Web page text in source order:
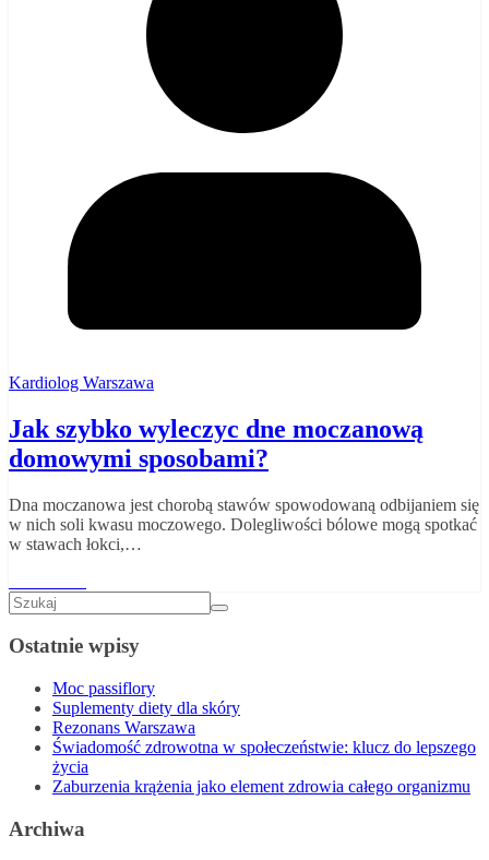
Kardiolog Warszawa
Jak szybko wyleczyc dne moczanową
domowymi sposobami?
Dna moczanowa jest chorobą stawów spowodowaną odbijaniem się
w nich soli kwasu moczowego. Dolegliwości bólowe mogą spotkać
w stawach łokci,…
Ostatnie wpisy
Moc passiflory
Suplementy diety dla skóry
Rezonans Warszawa
Świadomość zdrowotna w społeczeństwie: klucz do lepszego
życia
Zaburzenia krążenia jako element zdrowia całego organizmu
Archiwa